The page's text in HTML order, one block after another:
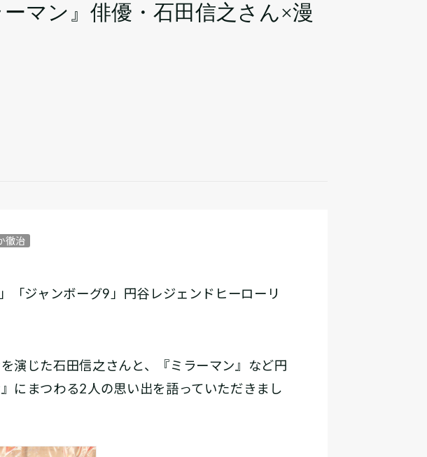
マン』俳優・石田信之さん×漫
徹治
ジャンボーグ9」円谷レジェンドヒーローリ
じた石田信之さんと、『ミラーマン』など円
にまつわる2人の思い出を語っていただきまし